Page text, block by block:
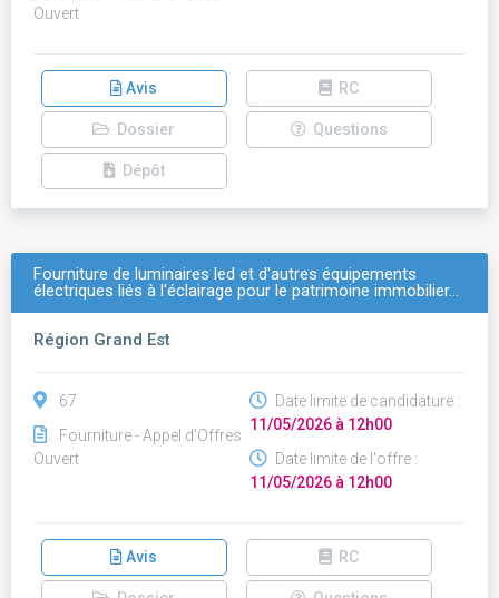
Ouvert
Avis RC
Dossier Questions
Dépôt
Fourniture de luminaires led et d'autres équipements
électriques liés à l'éclairage pour le patrimoine immobilier…
Région Grand Est
67
Fourniture - Appel d'Offres
Ouvert
Date limite de candidature :
11/05/2026 à 12h00
Date limite de l'offre :
11/05/2026 à 12h00
Avis RC